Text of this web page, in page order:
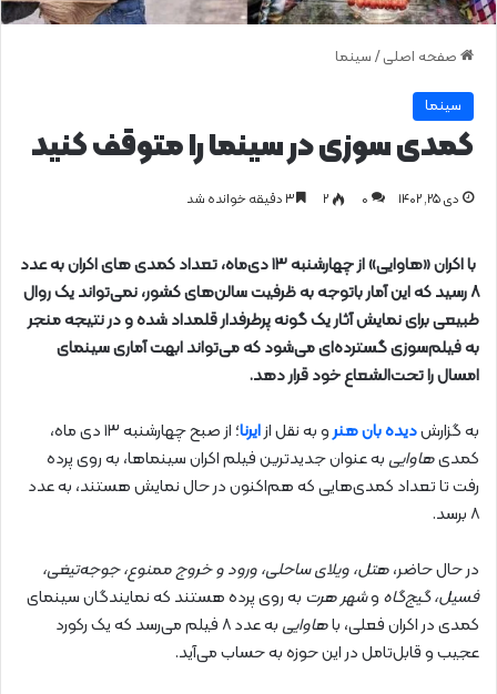
صفحه اصلی / سینما
سینما
کمدی‌ سوزی در سینما را متوقف کنید
دی ۲۵, ۱۴۰۲ 0 ۲
با اکران «هاوایی» از چهارشنبه ۱۳ دی‌‎ماه، تعداد کمدی‌ های اکران به عدد
۸ رسید که این آمار باتوجه به ظرفیت سالن‌های کشور، نمی‌تواند یک روال
طبیعی برای نمایش آثار یک گونه پرطرفدار قلمداد شده و در نتیجه منجر
به فیلم‌سوزی گسترده‌ای می‌شود که می‌تواند ابهت آماری سینمای
امسال را تحت‌الشعاع خود قرار دهد.
به گزارشدیده بان هنرو به نقل ازایرنا
؛ از صبح چهارشنبه ۱۳ دی ماه،
کمدیهاواییبه عنوان جدیدترین فیلم اکران سینماها، به روی پرده
رفت تا تعداد کمدی‌هایی که هم‌اکنون در حال نمایش هستند، به عدد
۸ برسد.
در حال حاضر،هتل، ویلای ساحلی، ورود و خروج ممنوع، جوجه‌تیغی،
فسیل، گیج‌گاه وشهر هرت به روی پرده هستند که نمایندگان سینمای
کمدی در اکران فعلی، باهاوایی
به عدد ۸ فیلم می‌رسد که یک رکورد
عجیب و قابل‌تامل در این حوزه به حساب می‌آید.